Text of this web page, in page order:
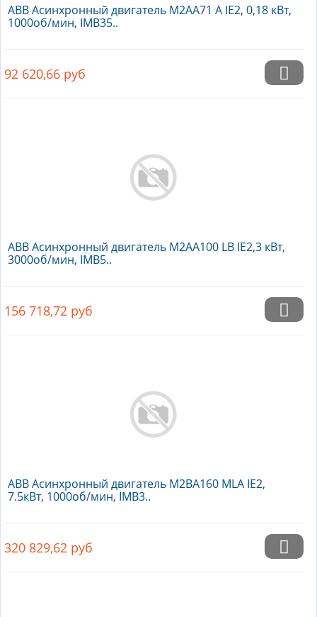
ABB Асинхронный двигатель M2AA71 A IE2, 0,18 кВт,
1000об/мин, IMB35..
92 620,66 руб
ABB Асинхронный двигатель M2AA100 LB IE2,3 кВт,
3000об/мин, IMB5..
156 718,72 руб
ABB Асинхронный двигатель M2BA160 MLA IE2,
7.5кВт, 1000об/мин, IMB3..
320 829,62 руб